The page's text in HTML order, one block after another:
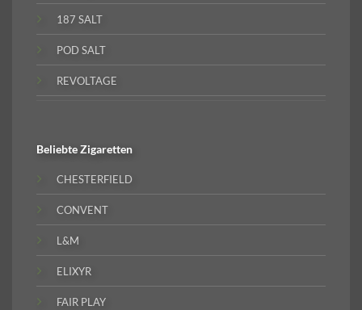
187 SALT
POD SALT
REVOLTAGE
BeliebteZigaretten
CHESTERFIELD
CONVENT
L&M
ELIXYR
FAIR PLAY